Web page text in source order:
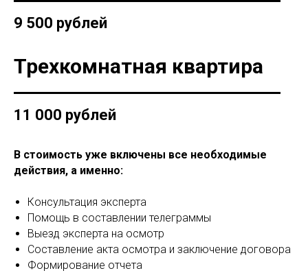
9 500 рублей
Трехкомнатная квартира
11 000 рублей
В стоимость уже включены все необходимые
действия, а именно:
Консультация эксперта
Помощь в составлении телеграммы
Выезд эксперта на осмотр
Составление акта осмотра и заключение договора
Формирование отчета